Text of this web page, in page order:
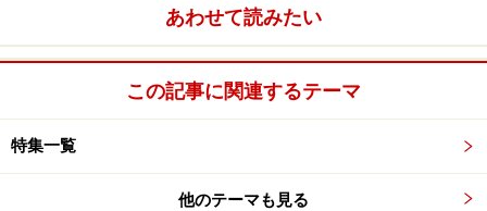
夫がメタボだと思う女性は5割越え
した女性は約2割ほど。「隠れメタボ」だと思って
あわせて読みたい
この記事に関連するテーマ
特集一覧
他のテーマも見る